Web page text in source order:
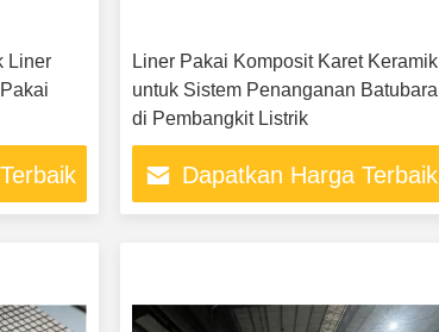
Liner
Liner Pakai Komposit Karet Keramik
untuk Sistem Penanganan Batubara
di Pembangkit Listrik
Dapatkan Harga Terbaik